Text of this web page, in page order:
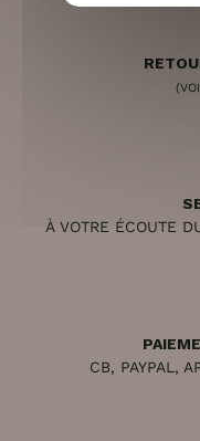
À VOTRE ÉCOUTE
CB, PAYPAL,